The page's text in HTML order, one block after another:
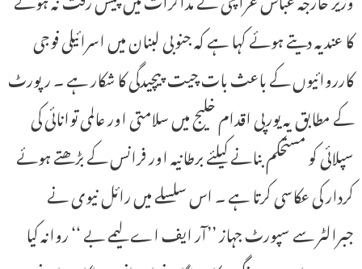
کا عندیہ دیتے ہوئے کہا ہے کہ جنوبی لبنان میں اسرائیلی فوجی
کارروائیوں کے باعث بات چیت پیچیدگی کا شکار ہے ۔ رپورٹ
کے مطابق یہ یورپی اقدام خلیج میں سلامتی اور عالمی توانائی کی
سپلائی کو مستحکم بنانے کیلئے برطانیہ اور فرانس کے بڑھتے ہوئے
کردار کی عکاسی کرتا ہے ۔ اس سلسلے میں رائل نیوی نے
جبرالٹر سے سپورٹ جہاز ’’آر ایف اے لیمے بے ‘‘ روانہ کیا